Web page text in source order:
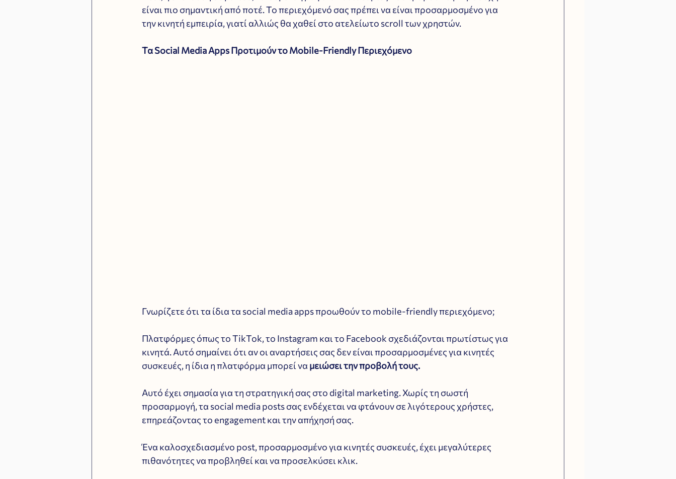
είναι πιο σημαντική από ποτέ. Το περιεχόμενό σας πρέπει να είναι προσαρμοσμένο για
την κινητή εμπειρία, γιατί αλλιώς θα χαθεί στο ατελείωτο scroll των χρηστών.
Τα Social Media Apps Προτιμούν το Mobile-Friendly Περιεχόμενο
Γνωρίζετε ότι τα ίδια τα social media apps προωθούν το mobile-friendly περιεχόμενο;
Πλατφόρμες όπως το TikTok, το Instagram και το Facebook σχεδιάζονται πρωτίστως για
κινητά. Αυτό σημαίνει ότι αν οι αναρτήσεις σας δεν είναι προσαρμοσμένες για κινητές
συσκευές, η ίδια η πλατφόρμα μπορεί να μειώσει την προβολή τους.
Αυτό έχει σημασία για τη στρατηγική σας στο digital marketing. Χωρίς τη σωστή
προσαρμογή, τα social media posts σας ενδέχεται να φτάνουν σε λιγότερους χρήστες,
επηρεάζοντας το engagement και την απήχησή σας.
Ένα καλοσχεδιασμένο post, προσαρμοσμένο για κινητές συσκευές, έχει μεγαλύτερες
πιθανότητες να προβληθεί και να προσελκύσει κλικ.